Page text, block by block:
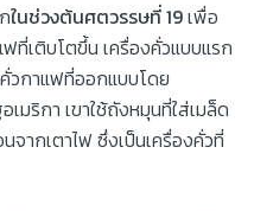
ในช่วงต้นศตวรรษที่19เพื่อ
ที่เติบโตขึ้น เครื่องคั่วแบบแรก
วกาแฟที่ออกแบบโดย
เมริกา เขาใช้ถังหมุนที่ใส่เมล็ด
ากเตาไฟ ซึ่งเป็นเครื่องคั่วที่